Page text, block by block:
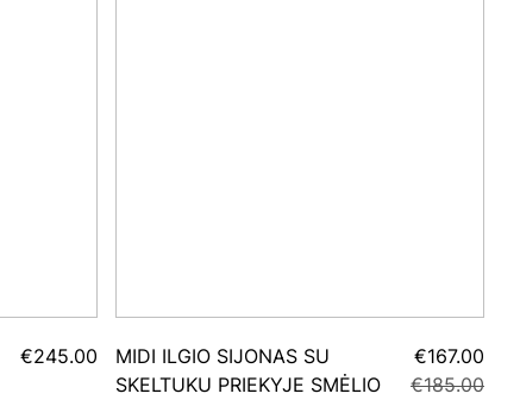
€245.00
MIDI ILGIO SIJONAS SU
SKELTUKU PRIEKYJE SMĖLIO
€167.00
€185.00